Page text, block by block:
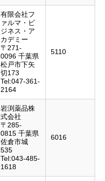
有限会社フ
ァルマ・ビ
ジネス・ア
カデミー
〒271-
0096 千葉県
松戸市下矢
切173
Tel:047-361-
2164
5110
岩渕薬品株
式会社
〒285-
0815 千葉県
佐倉市城
535
Tel:043-485-
1618
6016